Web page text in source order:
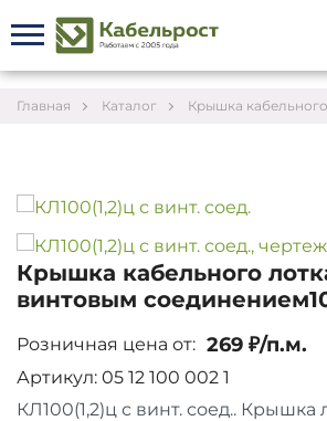
Главная Каталог Крышка
Крышка кабельного
винтовым
Розничная цена от: 269 ₽/п.м.
Артикул: 05 12 100 002 1
КЛ100(1,2)ц с винт. соед.. Крышка
Укажите контакты для связи и
заказу – предложим лучшие
согласуем сроки и